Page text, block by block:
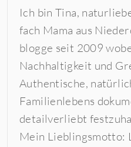
Ich bin Tina,
fach Mama aus
blogge seit 2009
Nachhaltigkeit und
Authentische,
Familienlebens
detailverliebt
Mein Lieblingsmotto: